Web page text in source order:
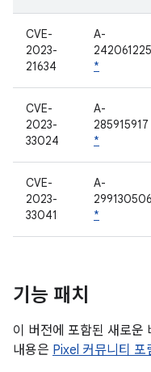
CVE-
2023-
21634
A-
242061225
*
CVE-
2023-
33024
A-
285915917
*
CVE-
2023-
33041
A-
299130506
*
기능 패치
이 버전에 포함된 새로운
내용은 Pixel 커뮤니티 포